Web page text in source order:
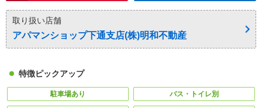
取り扱い店舗
アパマンショップ下通支店(株)明和不動産
特徴ピックアップ
駐車場あり バス・トイレ別